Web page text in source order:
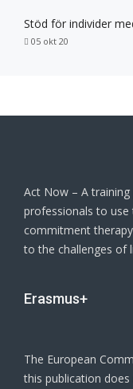
Stöd för individer
05 okt 20
Act Now – A
professionals to use
commitment
to the challenges of
Erasmus+
The European
this publication